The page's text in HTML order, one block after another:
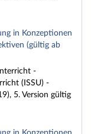
in Konzeptionen
(gültig ab
-
(ISSU) -
5. Version gültig